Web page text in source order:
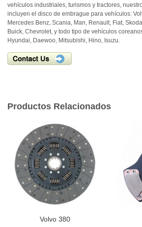
vehículos industriales, turismos y tractores,
incluyen el disco de embrague para vehículos:
Mercedes Benz, Scania, Man, Renault, Fiat,
Buick, Chevrolet, y todo tipo de vehículos
Hyundai, Daewoo, Mitsubishi, Hino, Isuzu.
Productos Relacionados
Volvo 380